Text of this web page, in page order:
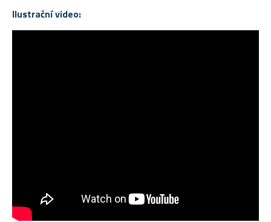
Ilustrační video: